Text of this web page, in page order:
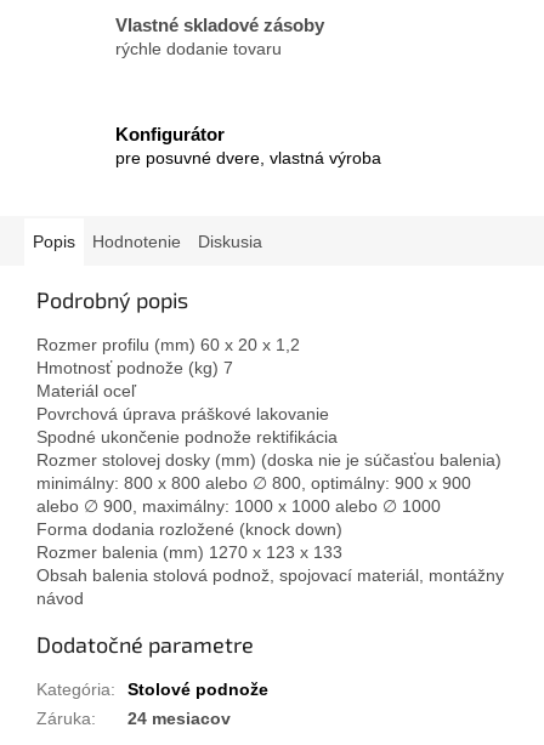
Vlastné skladové zásoby
rýchle dodanie tovaru
Konfigurátor
pre posuvné dvere, vlastná výroba
Popis Hodnotenie Diskusia
Podrobný popis
Rozmer profilu (mm) 60 x 20 x 1,2
Hmotnosť podnože (kg) 7
Materiál oceľ
Povrchová úprava práškové lakovanie
Spodné ukončenie podnože rektifikácia
Rozmer stolovej dosky (mm) (doska nie je súčasťou balenia)
minimálny: 800 x 800 alebo ∅ 800, optimálny: 900 x 900
alebo ∅ 900, maximálny: 1000 x 1000 alebo ∅ 1000
Forma dodania rozložené (knock down)
Rozmer balenia (mm) 1270 x 123 x 133
Obsah balenia stolová podnož, spojovací materiál, montážny
návod
Dodatočné parametre
Kategória:
Stolové podnože
Záruka: 24 mesiacov